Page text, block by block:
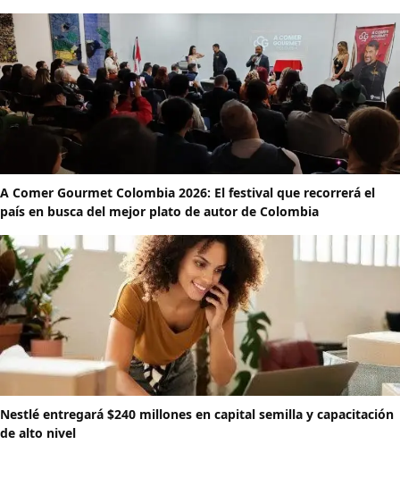
A Comer Gourmet Colombia 2026: El festival que recorrerá el
país en busca del mejor plato de autor de Colombia
Nestlé entregará $240 millones en capital semilla y capacitación
de alto nivel